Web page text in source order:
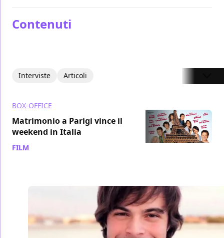
Contenuti
Interviste Articoli
BOX-OFFICE
Matrimonio a Parigi vince il
weekend in Italia
FILM